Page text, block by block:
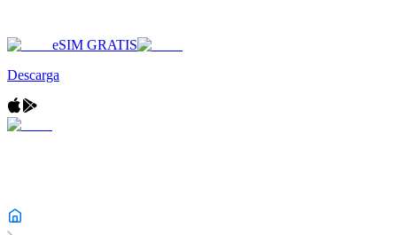
eSIM GRATIS
Descarga